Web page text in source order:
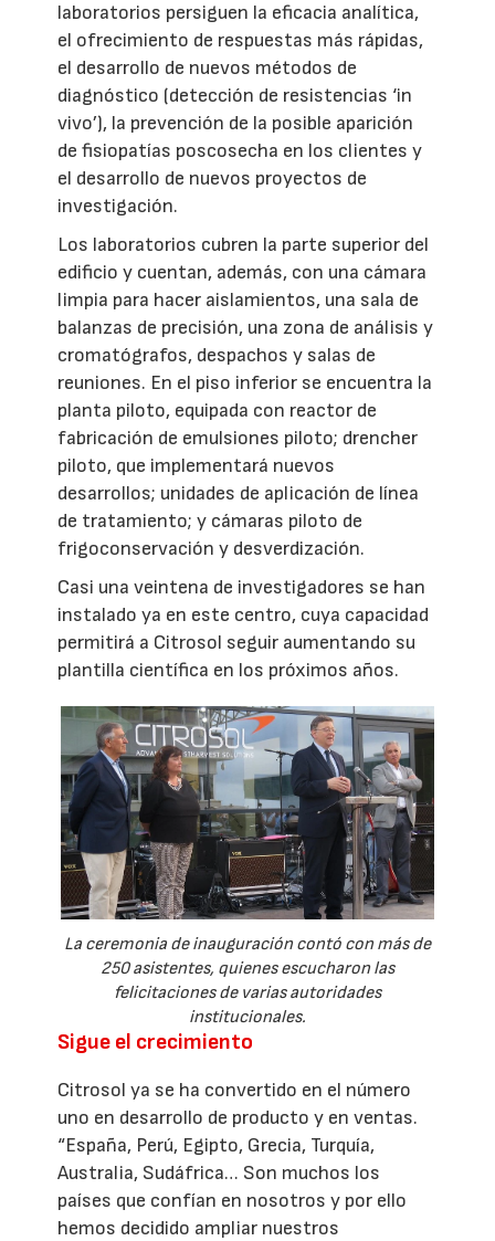
laboratorios persiguen la eficacia analítica,
el ofrecimiento de respuestas más rápidas,
el desarrollo de nuevos métodos de
diagnóstico (detección de resistencias ‘in
vivo’), la prevención de la posible aparición
de fisiopatías poscosecha en los clientes y
el desarrollo de nuevos proyectos de
investigación.
Los laboratorios cubren la parte superior del
edificio y cuentan, además, con una cámara
limpia para hacer aislamientos, una sala de
balanzas de precisión, una zona de análisis y
cromatógrafos, despachos y salas de
reuniones. En el piso inferior se encuentra la
planta piloto, equipada con reactor de
fabricación de emulsiones piloto; drencher
piloto, que implementará nuevos
desarrollos; unidades de aplicación de línea
de tratamiento; y cámaras piloto de
frigoconservación y desverdización.
Casi una veintena de investigadores se han
instalado ya en este centro, cuya capacidad
permitirá a Citrosol seguir aumentando su
plantilla científica en los próximos años.
La ceremonia de inauguración contó con más de
250 asistentes, quienes escucharon las
felicitaciones de varias autoridades
institucionales.
Sigue el crecimiento
Citrosol ya se ha convertido en el número
uno en desarrollo de producto y en ventas.
“España, Perú, Egipto, Grecia, Turquía,
Australia, Sudáfrica… Son muchos los
países que confían en nosotros y por ello
hemos decidido ampliar nuestros